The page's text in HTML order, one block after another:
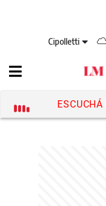
Cipolletti
ESCUCHÁ